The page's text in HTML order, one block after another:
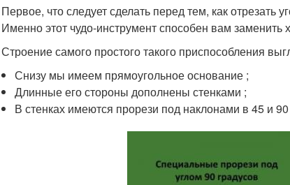
Первое, что следует сделать перед тем, как отрезать
Именно этот чудо-инструмент способен вам заменить
Строение самого простого такого приспособления
Снизу мы имеем прямоугольное основание ;
Длинные его стороны дополнены стенками ;
В стенках имеются прорези под наклонами в 45 и 90